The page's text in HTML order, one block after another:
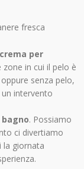
fresca
crema per
in cui il pelo è
senza pelo,
intervento
. Possiamo
ci divertiamo
giornata